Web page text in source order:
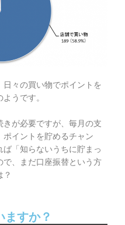
々の買い物でポイントを
うです。
が必要ですが、毎月の支
イントを貯めるチャン
「知らないうちに貯まっ
で、まだ口座振替という方
ますか？